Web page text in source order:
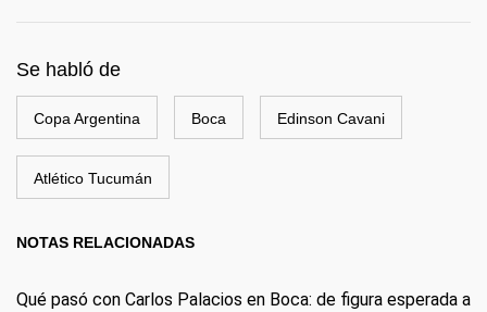
Se habló de
Copa Argentina Boca Edinson Cavani
Atlético Tucumán
NOTAS RELACIONADAS
Qué pasó con Carlos Palacios en Boca: de figura esperada a